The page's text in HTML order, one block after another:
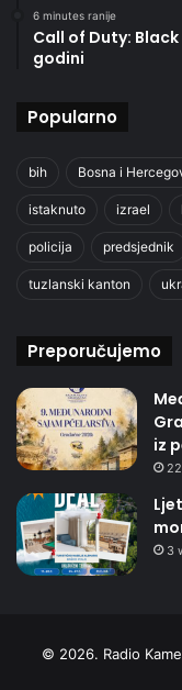
6 minutes ranije
Call of Duty:
godini
Popularno
bih Bosna i
istaknuto izrael
policija predsjednik
tuzlanski kanton
Preporučujemo
iz
3
© 2026. Radio